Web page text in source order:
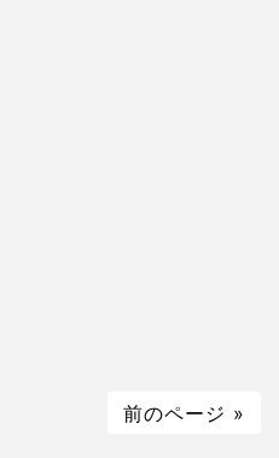
前のページ »